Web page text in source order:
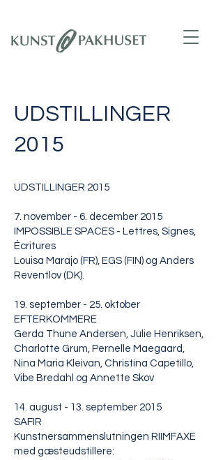
UDSTILLINGER
2015
UDSTILLINGER 2015
7. november - 6. december 2015
IMPOSSIBLE SPACES - Lettres, Signes,
Écritures
Louisa Marajo (FR), EGS (FIN) og Anders
Reventlov (DK).
19. september - 25. oktober
EFTERKOMMERE
Gerda Thune Andersen, Julie Henriksen,
Charlotte Grum, Pernelle Maegaard,
Nina Maria Kleivan, Christina Capetillo,
Vibe Bredahl og Annette Skov
14. august - 13. september 2015
SAFIR
Kunstnersammenslutningen RIIMFAXE
med gæsteudstillere: